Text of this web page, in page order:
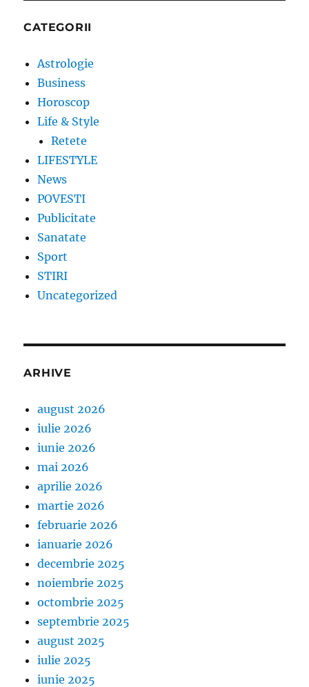
CATEGORII
Astrologie
Business
Horoscop
Life & Style
Retete
LIFESTYLE
News
POVESTI
Publicitate
Sanatate
Sport
STIRI
Uncategorized
ARHIVE
august 2026
iulie 2026
iunie 2026
mai 2026
aprilie 2026
martie 2026
februarie 2026
ianuarie 2026
decembrie 2025
noiembrie 2025
octombrie 2025
septembrie 2025
august 2025
iulie 2025
iunie 2025